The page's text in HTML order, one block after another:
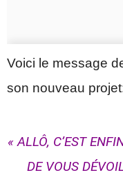
Voici le message
son nouveau
« ALLÔ, C’EST
DE VOUS